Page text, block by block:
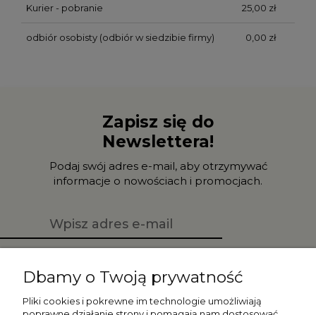
Kurier - pobranie 25,00 zł
odbiór osobisty(odbiór w siedzibie firmy) 0,00 zł
Zapisz się do
Newslettera!
Podaj swój adres e-mail, aby otrzymywać
informacje o nowościach i promocjach.
Dbamy o Twoją prywatność
Pliki cookies i pokrewne im technologie umożliwiają